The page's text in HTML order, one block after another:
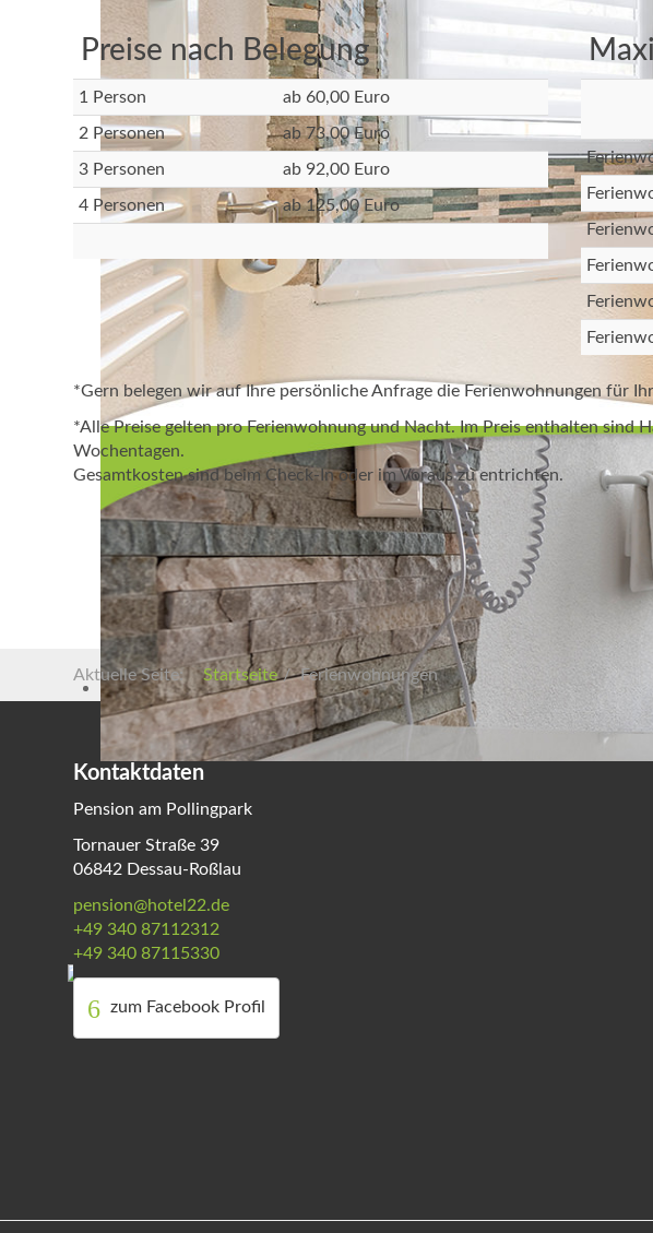
Preise nach Belegung
1 Person ab 60,00 Euro
2 Personen ab 73,00 Euro
3 Personen ab 92,00 Euro
4 Personen ab 125,00 Euro
*Gern belegen wir auf Ihre persönliche Anfrage die Ferienwohnungen für
*Alle Preise gelten pro Ferienwohnung und Nacht. Im Preis enthalten sind
Wochentagen.
Gesamtkosten sind beim Check-In oder im Voraus zu entrichten.
Aktuelle Seite: Startseite Ferienwohnungen
Kontaktdaten
Pension am Pollingpark
Tornauer Straße 39
06842 Dessau-Roßlau
pension@hotel22.de
+49 340 87112312
+49 340 87115330
zum Facebook Profil